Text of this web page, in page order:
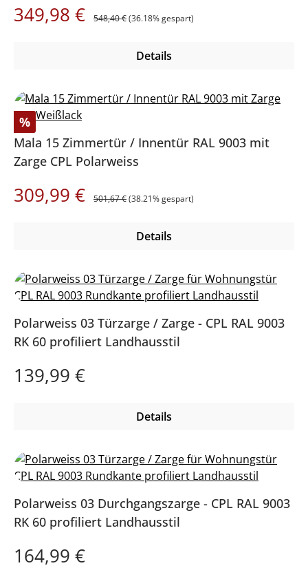
Verkaufspreis:
349,98 €
548,40 €(36.18% gespart)
Details
Rabatt
%
Mala 15 Zimmertür / Innentür RAL 9003 mit
Zarge CPL Polarweiss
Verkaufspreis:
309,99 €
501,67 €(38.21% gespart)
Details
Polarweiss 03 Türzarge / Zarge - CPL RAL 9003
RK 60 profiliert Landhausstil
Regulärer Preis:
139,99 €
Details
Polarweiss 03 Durchgangszarge - CPL RAL 9003
RK 60 profiliert Landhausstil
Regulärer Preis:
164,99 €